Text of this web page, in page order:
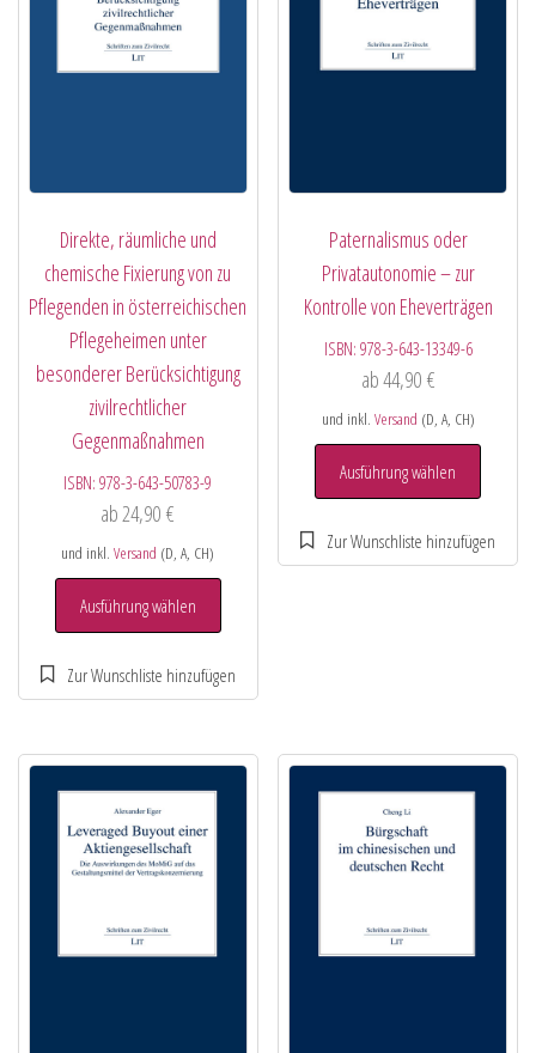
Direkte, räumliche und
chemische Fixierung von zu
Pflegenden in österreichischen
Pflegeheimen unter
besonderer Berücksichtigung
zivilrechtlicher
Gegenmaßnahmen
ISBN:978-3-643-50783-9
ab24,90€
und inkl.Versand (D, A, CH)
Ausführung wählen
Paternalismus oder
Privatautonomie – zur
Kontrolle von Eheverträgen
ISBN: 978-3-643-13349-6
ab44,90 €
und inkl. Versand (D, A, CH)
Ausführung wählen